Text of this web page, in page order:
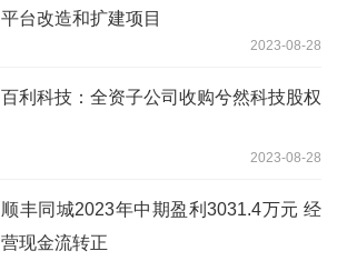
平台改造和扩建项目
2023-08-28
百利科技：全资子公司收购兮然科技股权
2023-08-28
顺丰同城2023年中期盈利3031.4万元 经
营现金流转正